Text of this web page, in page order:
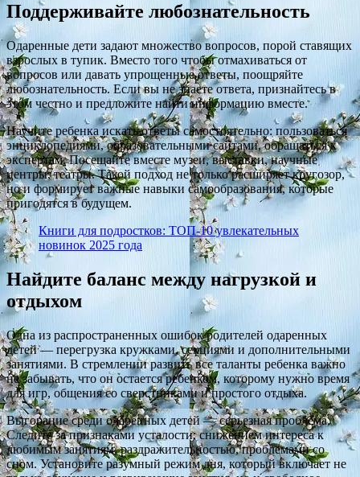
Поддерживайте любознательность
Одаренные дети задают множество вопросов, порой ставящих
взрослых в тупик. Вместо того чтобы отмахиваться от
вопросов или давать упрощенные ответы, поощряйте
любознательность. Если вы не знаете ответа, признайтесь в
этом честно и предложите найти информацию вместе.
Научите ребенка искать ответы самостоятельно: пользоваться
энциклопедиями, образовательными сайтами, обращаться к
экспертам. Посещайте вместе музеи, выставки, научные
центры, театры. Такой подход не только расширяет кругозор,
но и формирует важные навыки самообразования, которые
пригодятся в будущем.
Книги для подростков: ТОП-10 увлекательных
новинок 2025 года
Найдите баланс между нагрузкой и
отдыхом
Одна из распространенных ошибок родителей одаренных
детей — перегрузка кружками, секциями и дополнительными
занятиями. В стремлении развить все таланты ребенка важно
не забывать, что он остается ребенком, которому нужно время
для игр, общения со сверстниками и простого отдыха.
Выгорание среди одаренных детей — серьезная проблема.
Следите за признаками усталости: снижением интереса к
любимым занятиям, раздражительностью, проблемами со
сном. Установите разумный режим дня, который включает не